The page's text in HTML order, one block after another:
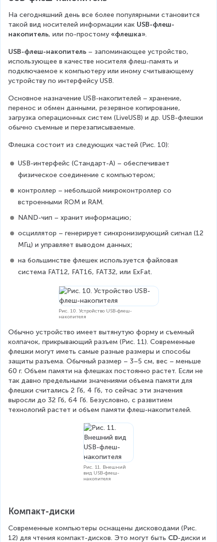
На сегодняшний день все более популярными становится
такой вид носителей информации как USB-флеш-
накопитель, или по-простому «флешка».
USB-флеш-накопитель – запоминающее устройство,
использующее в качестве носителя флеш-память и
подключаемое к компьютеру или иному считывающему
устройству по интерфейсу USB.
Основное назначение USB-накопителей – хранение,
перенос и обмен данными, резервное копирование,
загрузка операционных систем (LiveUSB) и др. USB-флешки
обычно съемные и перезаписываемые.
Флешка состоит из следующих частей (Рис. 10):
USB-интерфейс (Стандарт-А) – обеспечивает
физическое соединение с компьютером;
контроллер – небольшой микроконтроллер со
встроенными ROM и RAM.
NAND-чип – хранит информацию;
осциллятор – генерирует синхронизирующий сигнал (12
МГц) и управляет выводом данных;
на большинстве флешек используется файловая
система FAT12, FAT16, FAT32, или ExFat.
Рис. 10. Устройство USB-флеш-
накопителя
Обычно устройство имеет вытянутую форму и съемный
колпачок, прикрывающий разъем (Рис. 11). Современные
флешки могут иметь самые разные размеры и способы
защиты разъема. Обычный размер – 3–5 см, вес – меньше
60 г. Объем памяти на флешках постоянно растет. Если не
так давно предельными значениями объема памяти для
флешки считались 2 Гб, 4 Гб, то сейчас эти значения
выросли до 32 Гб, 64 Гб. Безусловно, с развитием
технологий растет и объем памяти флеш-накопителей.
Рис. 11. Внешний
вид USB-флеш-
накопителя
Компакт-диски
Современные компьютеры оснащены дисководами (Рис.
12) для чтения компакт-дисков. Это могут быть CD-диски и